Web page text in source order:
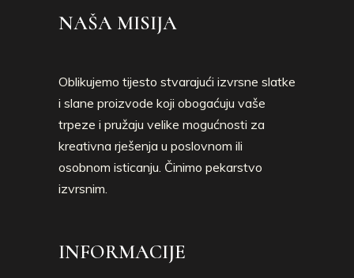
NAŠA MISIJA
Oblikujemo tijesto stvarajući izvrsne slatke
i slane proizvode koji obogaćuju vaše
trpeze i pružaju velike mogućnosti za
kreativna rješenja u poslovnom ili
osobnom isticanju. Činimo pekarstvo
izvrsnim.
INFORMACIJE